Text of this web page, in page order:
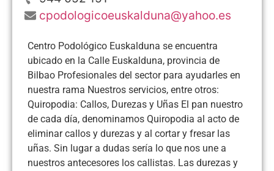
cpodologicoeuskalduna@yahoo.es
Centro Podológico Euskalduna se encuentra
ubicado en la Calle Euskalduna, provincia de
Bilbao Profesionales del sector para ayudarles en
nuestra rama Nuestros servicios, entre otros:
Quiropodia: Callos, Durezas y Uñas El pan nuestro
de cada día, denominamos Quiropodia al acto de
eliminar callos y durezas y al cortar y fresar las
uñas. Sin lugar a dudas sería lo que nos une a
nuestros antecesores los callistas. Las durezas y